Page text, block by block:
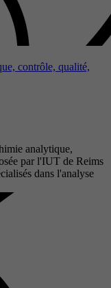
contrôle, qualité,
analytique,
par l'IUT de Reims
dans l'analyse